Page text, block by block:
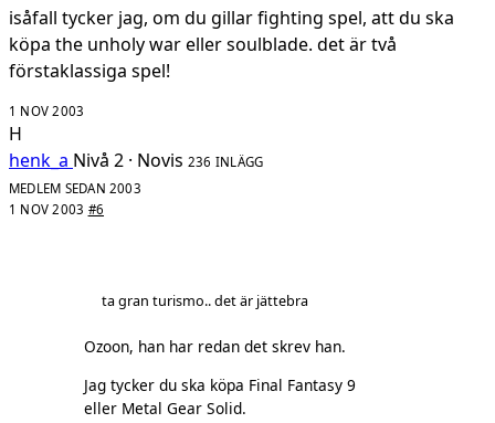
isåfall tycker jag, om du gillar fighting spel, att du ska
köpa the unholy war eller soulblade. det är två
förstaklassiga spel!
1 NOV 2003
H
henk_a Nivå 2 · Novis 236 INLÄGG
MEDLEM SEDAN 2003
1 NOV 2003 #6
ta gran turismo.. det är jättebra
Ozoon, han har redan det skrev han.
Jag tycker du ska köpa Final Fantasy 9
eller Metal Gear Solid.